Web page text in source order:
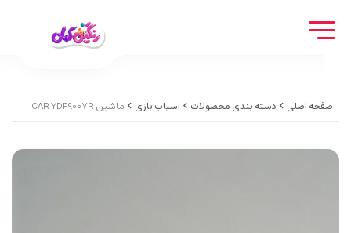
صفحه اصلی دسته بندی محصولات اسباب بازی ماشین CAR YDF9007R